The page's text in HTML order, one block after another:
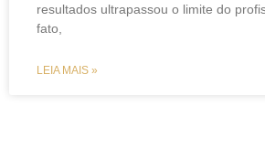
resultados ultrapassou o limite do
fato,
LEIA MAIS »